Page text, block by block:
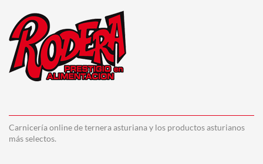
Carnicería online de ternera asturiana y los productos asturianos
más selectos.